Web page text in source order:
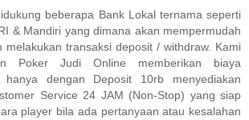
beberapa Bank Lokal ternama seperti
& Mandiri yang dimana akan mempermudah
melakukan transaksi deposit / withdraw. Kami
Poker Judi Online memberikan biaya
hanya dengan Deposit 10rb menyediakan
Service 24 JAM (Non-Stop) yang siap
player bila ada pertanyaan atau kesalahan